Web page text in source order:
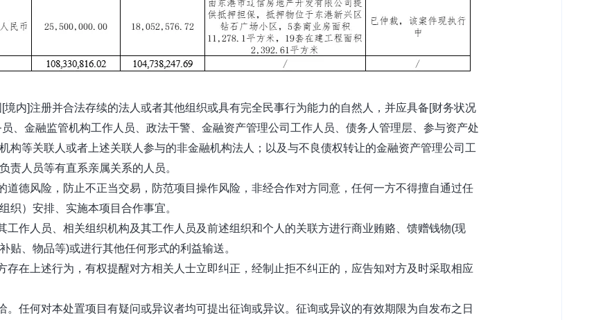
内]注册并合法存续的法人或者其他组织或具有完全民事行为能力的自然人，并应具备[财务状况
、金融监管机构工作人员、 政法干警、金融资产管理公司工作人员、债务人管理层、参与资产处
构等关联人或者上述关联人参与的非金融机构法人； 以及与不良债权转让的金融资产管理公司工
责人员等有直系亲属关系的人 员。
德风险，防止不正当交易，防范项目操作风险， 非经合作对方同意，任何一方不得擅自通过任
织） 安排、 实施本项目合作事宜。
作人员、相关组织机构及其工作人员及前述组织和个 人的关联方进行商业贿赂、馈赠钱物(现
贴、物品等)或进行其他任何形式的利益输送。
在上述行为，有权提醒对方相关人士立即纠正，经制 止拒不纠 正的，应告知对方及时采取相应
任何对本处置项目有疑问或异议者均可提出征询或异议。 征询或异议的有效期限为自发布之日